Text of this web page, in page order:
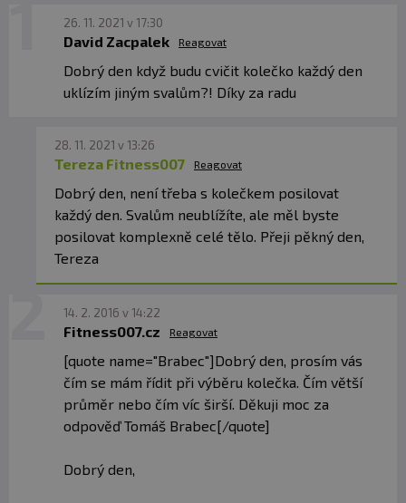
26. 11. 2021 v 17:30
David Zacpalek Reagovat
Dobrý den když budu cvičit kolečko každý den
uklízím jiným svalům?! Díky za radu
28. 11. 2021 v 13:26
Tereza Fitness007 Reagovat
Dobrý den, není třeba s kolečkem posilovat
každý den. Svalům neublížíte, ale měl byste
posilovat komplexně celé tělo. Přeji pěkný den,
Tereza
14. 2. 2016 v 14:22
Fitness007.cz Reagovat
[quote name="Brabec"]Dobrý den, prosím vás
čím se mám řídit při výběru kolečka. Čím větší
průměr nebo čím víc širší. Děkuji moc za
odpověď Tomáš Brabec[/quote]
Dobrý den,